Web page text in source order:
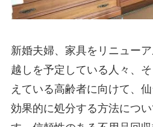
新婚夫婦、家具をリニュー
越しを予定している人々、
えている高齢者に向けて、
効果的に処分する方法につ